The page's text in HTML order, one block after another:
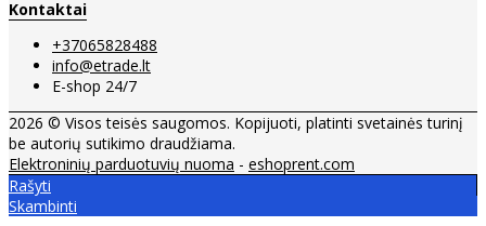
Kontaktai
+37065828488
info@etrade.lt
E-shop 24/7
2026 © Visos teisės saugomos. Kopijuoti, platinti svetainės turinį
be autorių sutikimo draudžiama.
Elektroninių parduotuvių nuoma - eshoprent.com
Rašyti
Skambinti